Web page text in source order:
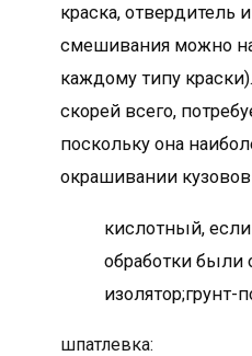
краска, отвердитель
смешивания можно
каждому типу
скорей всего,
поскольку она
окрашивании
кислотный,
обработки были
изолятор;грунт-
шпатлевка: